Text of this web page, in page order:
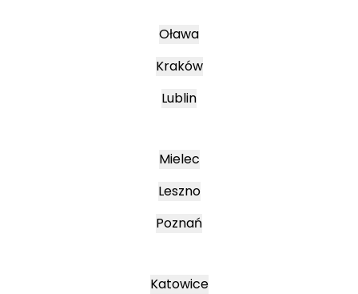
Oława
Kraków
Lublin
Mielec
Leszno
Poznań
Katowice